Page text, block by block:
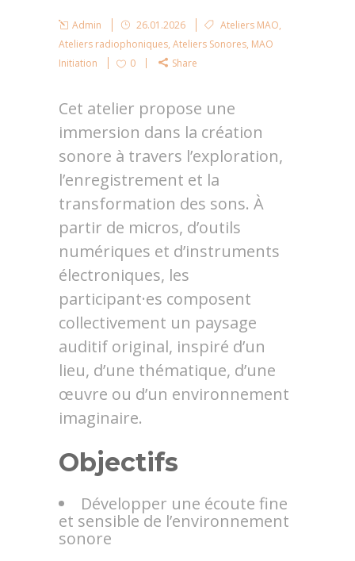
Admin 26.01.2026 Ateliers MAO,
Ateliers radiophoniques, Ateliers Sonores, MAO
Initiation
0 Share
Cet atelier propose une
immersion dans la création
sonore à travers l’exploration,
l’enregistrement et la
transformation des sons. À
partir de micros, d’outils
numériques et d’instruments
électroniques, les
participant·es composent
collectivement un paysage
auditif original, inspiré d’un
lieu, d’une thématique, d’une
œuvre ou d’un environnement
imaginaire.
Objectifs
Développer une écoute fine
et sensible de l’environnement
sonore